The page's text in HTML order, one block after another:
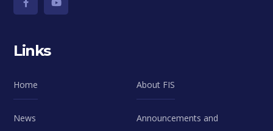
Links
Home About FIS
News
Announcements and